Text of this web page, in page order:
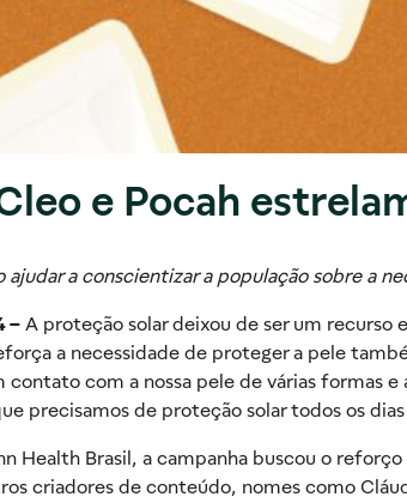
e Pocah
ajudar a conscientizar a população sobre a
– A proteção solar deixou de ser um recurso
a necessidade de proteger a pele
contato com a nossa pele de várias formas
precisamos de proteção solar todos os
Health Brasil, a campanha buscou o
criadores de conteúdo, nomes como